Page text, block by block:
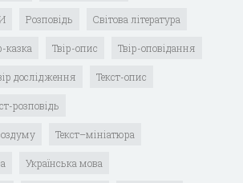
Розповідь Світова література
казка Твір-опис Твір-оповідання
дослідження Текст-опис
розповідь
Текст–мініатюра
Українська мова